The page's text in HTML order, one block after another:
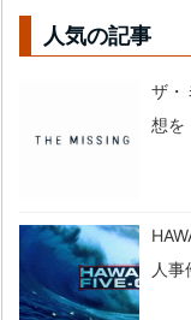
人気の記事
ザ・
想を
人事